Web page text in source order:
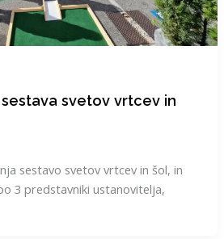
sestava svetov vrtcev in
sestavo svetov vrtcev in šol, in
3 predstavniki ustanovitelja,